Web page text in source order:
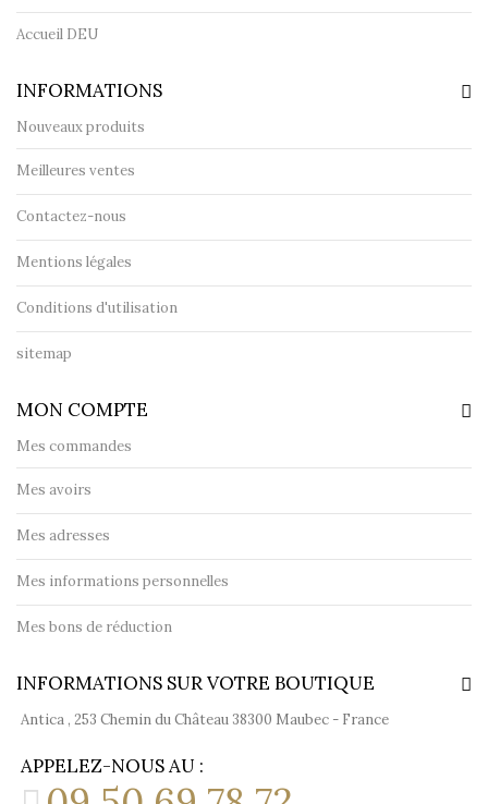
Accueil DEU
INFORMATIONS
Nouveaux produits
Meilleures ventes
Contactez-nous
Mentions légales
Conditions d'utilisation
sitemap
MON COMPTE
Mes commandes
Mes avoirs
Mes adresses
Mes informations personnelles
Mes bons de réduction
INFORMATIONS SUR VOTRE BOUTIQUE
Antica , 253 Chemin du Château 38300 Maubec - France
APPELEZ-NOUS AU :